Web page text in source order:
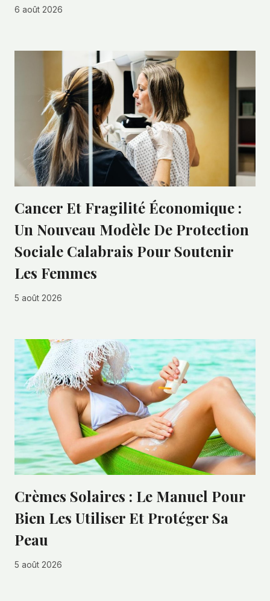
6 août 2026
Cancer Et Fragilité Économique :
Un Nouveau Modèle De Protection
Sociale Calabrais Pour Soutenir
Les Femmes
5 août 2026
Crèmes Solaires : Le Manuel Pour
Bien Les Utiliser Et Protéger Sa
Peau
5 août 2026